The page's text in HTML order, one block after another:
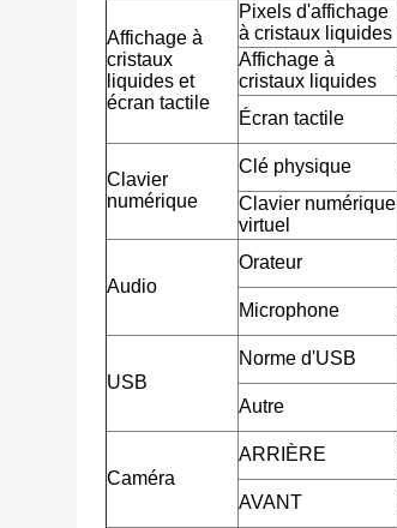
Affichage à
cristaux
liquides et
écran tactile
Pixels d'affichage
à cristaux liquides
Affichage à
cristaux liquides
Écran tactile
Clavier
numérique
Clé physique
Clavier numérique
virtuel
Audio
Orateur
Microphone
USB
Norme d'USB
Autre
Caméra
ARRIÈRE
AVANT